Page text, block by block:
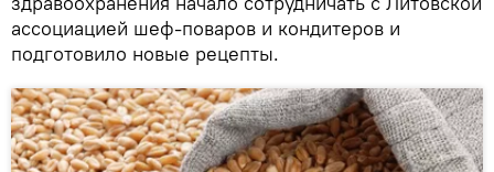
ассоциацией шеф-поваров и кондитеров и
подготовило новые рецепты.